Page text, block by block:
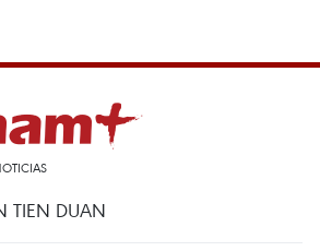
TIEN DUAN